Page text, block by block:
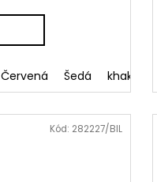
Červená Šedá khaki
Kód: 282227/BIL